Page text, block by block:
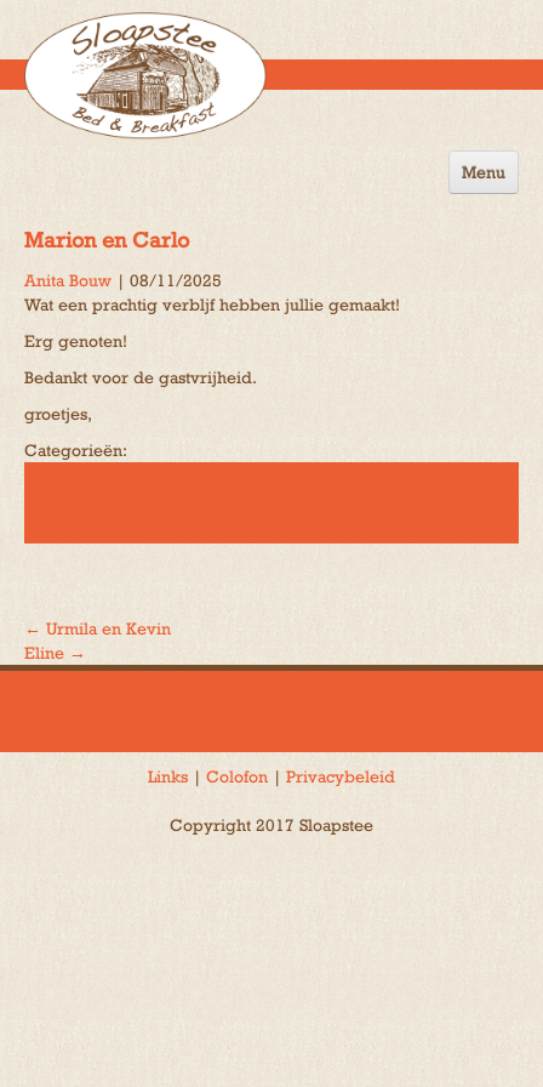
Menu
Reserveren
Marion en Carlo
Anita Bouw | 08/11/2025
Wat een prachtig verbljf hebben jullie gemaakt!
Erg genoten!
Bedankt voor de gastvrijheid.
groetjes,
Categorieën:
Bericht
← Urmila en Kevin
Eline →
Links | Colofon |Privacybeleid
Copyright 2017 Sloapstee